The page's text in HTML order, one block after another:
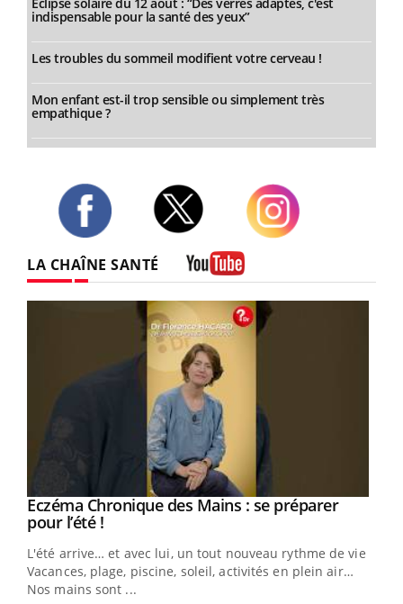
indispensable pour la santé des yeux”
Les troubles du sommeil modifient votre cerveau !
Mon enfant est-il trop sensible ou simplement très
empathique ?
LA CHAÎNE SANTÉ
Youtube
Eczéma Chronique des Mains : se préparer
pour l’été !Youtube
L'été arrive… et avec lui, un tout nouveau rythme de vie !
Vacances, plage, piscine, soleil, activités en plein air…
Nos mains sont ...